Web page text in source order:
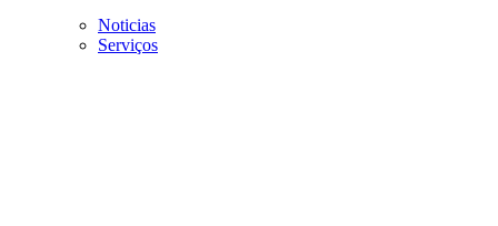
Noticias
Serviços